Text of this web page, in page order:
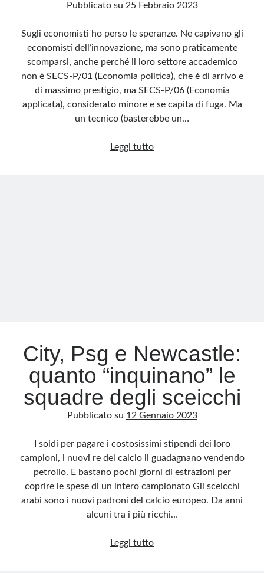
Pubblicato su 25 Febbraio 2023
Sugli economisti ho perso le speranze. Ne capivano gli
economisti dell’innovazione, ma sono praticamente
scomparsi, anche perché il loro settore accademico
non è SECS-P/01 (Economia politica), che è di arrivo e
di massimo prestigio, ma SECS-P/06 (Economia
applicata), considerato minore e se capita di fuga. Ma
un tecnico (basterebbe un…
Leggi tuttoIo
City, Psg e Newcastle:
quanto “inquinano” le
squadre degli sceicchi
Pubblicato su 12 Gennaio 2023
I soldi per pagare i costosissimi stipendi dei loro
campioni, i nuovi re del calcio li guadagnano vendendo
petrolio. E bastano pochi giorni di estrazioni per
coprire le spese di un intero campionato Gli sceicchi
arabi sono i nuovi padroni del calcio europeo. Da anni
alcuni tra i più ricchi…
Leggi tuttoCity,